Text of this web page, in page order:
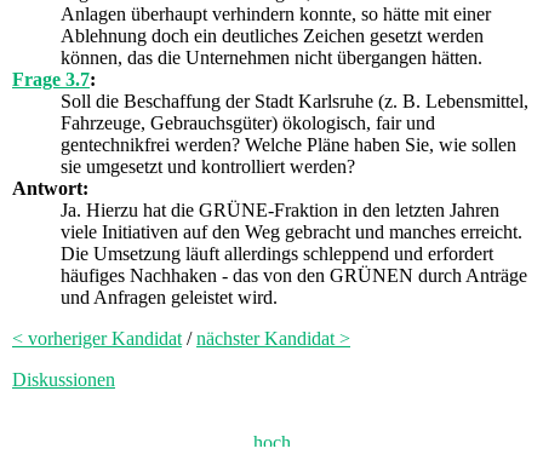
Anlagen überhaupt verhindern konnte, so hätte mit einer
Ablehnung doch ein deutliches Zeichen gesetzt werden
können, das die Unternehmen nicht übergangen hätten.
Frage 3.7:
Soll die Beschaffung der Stadt Karlsruhe (z. B. Lebensmittel,
Fahrzeuge, Gebrauchsgüter) ökologisch, fair und
gentechnikfrei werden? Welche Pläne haben Sie, wie sollen
sie umgesetzt und kontrolliert werden?
Antwort:
Ja. Hierzu hat die GRÜNE-Fraktion in den letzten Jahren
viele Initiativen auf den Weg gebracht und manches erreicht.
Die Umsetzung läuft allerdings schleppend und erfordert
häufiges Nachhaken - das von den GRÜNEN durch Anträge
und Anfragen geleistet wird.
< vorheriger Kandidat /nächster Kandidat >
Diskussionen